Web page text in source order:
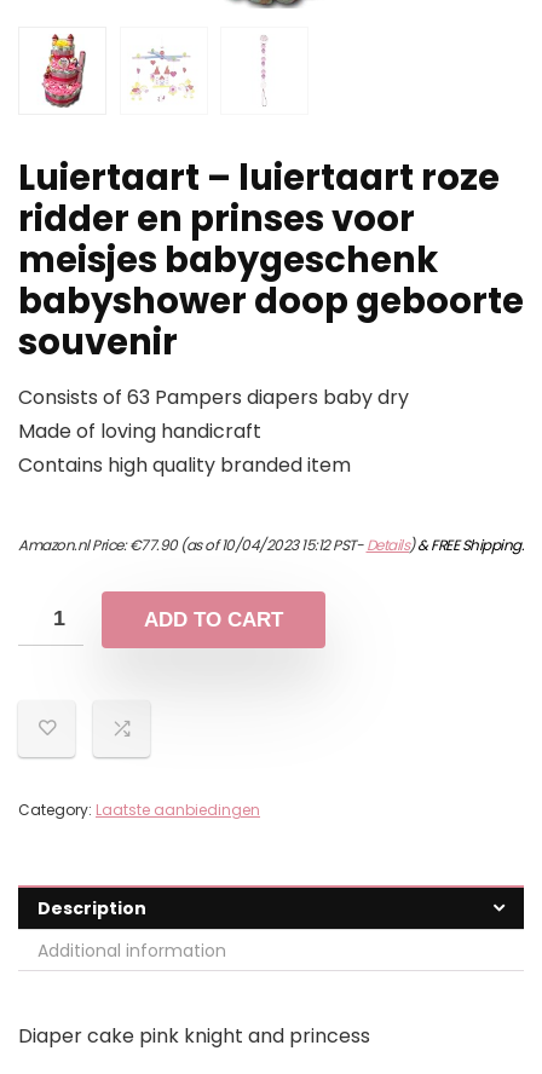
Luiertaart – luiertaart roze
ridder en prinses voor
meisjes babygeschenk
babyshower doop geboorte
souvenir
Consists of 63 Pampers diapers baby dry
Made of loving handicraft
Contains high quality branded item
Amazon.nl Price:€77.90(as of 10/04/2023 15:12 PST-Details)&FREE Shipping.
ADD TO CART
Category: Laatste aanbiedingen
Description
Additional information
Diaper cake pink knight and princess